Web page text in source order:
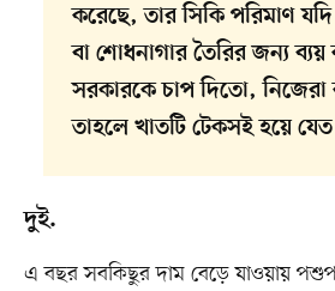
করেছে, তার সিকি পরিমাণ যদি
বা শোধনাগার তৈরির জন্য
সরকারকে চাপ দিতো,
তাহলে খাতটি টেকসই হয়ে
দুই.
এ বছর সবকিছুর দাম বেড়ে যাওয়ায়